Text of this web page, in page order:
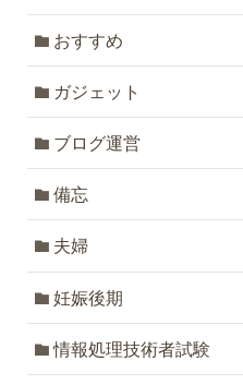
おすすめ
ガジェット
ブログ運営
備忘
夫婦
妊娠後期
情報処理技術者試験